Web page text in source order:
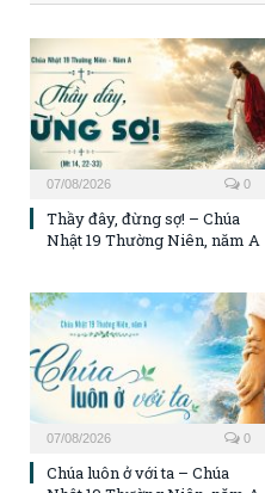
07/08/2026 0
Thầy đây, đừng sợ! – Chúa
Nhật 19 Thường Niên, năm A
07/08/2026 0
Chúa luôn ở với ta – Chúa